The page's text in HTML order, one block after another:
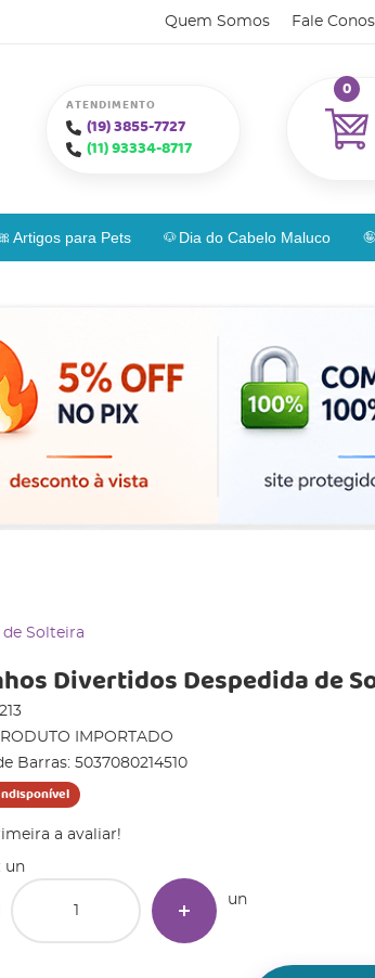
Quem Somos Fale
ATENDIMENTO
(19)3855-7727
(11)93334-8717
0
Artigos para Pets Dia do Cabelo Maluco
Solteira
Divertidos Despedida de
IMPORTADO
Barras: 5037080214510
a avaliar!
un
un